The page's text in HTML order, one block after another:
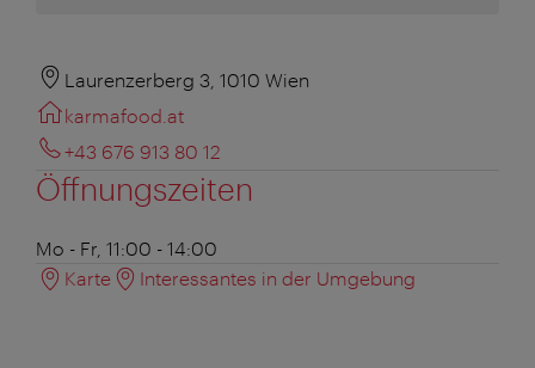
Laurenzerberg 3, 1010 Wien
karmafood.at
+43 676 913 80 12
Öffnungszeiten
Mo - Fr, 11:00 - 14:00
Karte
Interessantes in der Umgebung